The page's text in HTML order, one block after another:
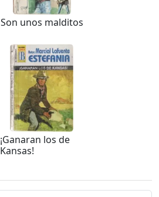
Son unos malditos
¡Ganaran los de
Kansas!